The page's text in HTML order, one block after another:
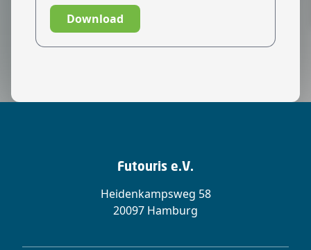
Download
Futouris e.V.
Heidenkampsweg 58
20097 Hamburg